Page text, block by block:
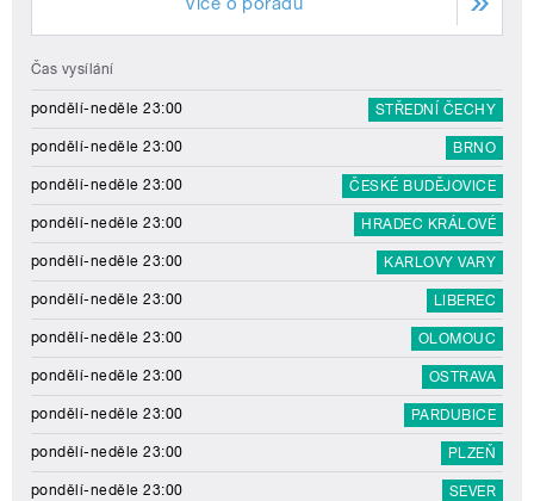
Čas vysílání
pondělí-neděle 23:00 STŘEDNÍ ČECHY
pondělí-neděle 23:00 BRNO
pondělí-neděle 23:00 ČESKÉ BUDĚJOVICE
pondělí-neděle 23:00 HRADEC KRÁLOVÉ
pondělí-neděle 23:00 KARLOVY VARY
pondělí-neděle 23:00 LIBEREC
pondělí-neděle 23:00 OLOMOUC
pondělí-neděle 23:00 OSTRAVA
pondělí-neděle 23:00 PARDUBICE
pondělí-neděle 23:00 PLZEŇ
pondělí-neděle 23:00 SEVER